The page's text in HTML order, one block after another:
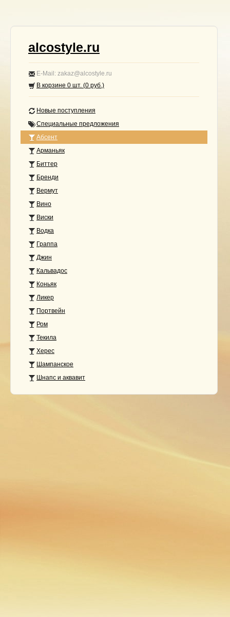
alcostyle.ru
E-Mail: zakaz@alcostyle.ru
В корзине 0 шт. (0 руб.)
Новые поступления
Специальные предложения
Абсент
Арманьяк
Биттер
Бренди
Вермут
Вино
Виски
Водка
Граппа
Джин
Кальвадос
Коньяк
Ликер
Портвейн
Ром
Текила
Херес
Шампанское
Шнапс и аквавит